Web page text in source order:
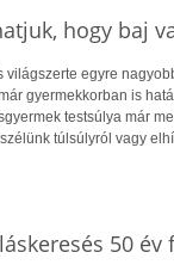
hogy baj
világszerte egyre
gyermekkorban is
testsúlya már
túlsúlyról vagy
50 év